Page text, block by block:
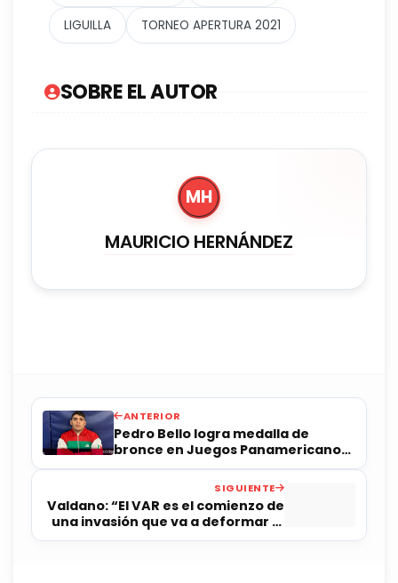
LIGUILLA TORNEO APERTURA 2021
SOBRE EL AUTOR
MH
MAURICIO HERNÁNDEZ
ANTERIOR
Pedro Bello logra medalla de
bronce en Juegos Panamericanos
Junior
SIGUIENTE
Valdano: “El VAR es el comienzo de
una invasión que va a deformar el
futbol”